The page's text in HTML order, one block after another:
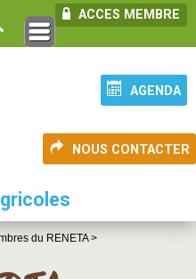
ACCES MEMBRE
AGENDA
NOUS CONTACTER
du RENETA >